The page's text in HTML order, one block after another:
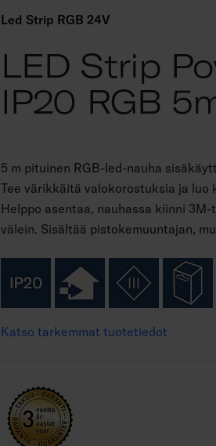
Led Strip RGB 24V
LED Strip
IP20 RGB
5 m pituinen RGB-led-nauha
Tee värikkäitä valokorostuksia ja luo
Helppo asentaa, nauhassa kiinni 3M-
välein. Sisältää pistokemuuntajan,
Katso tarkemmat tuotetiedot